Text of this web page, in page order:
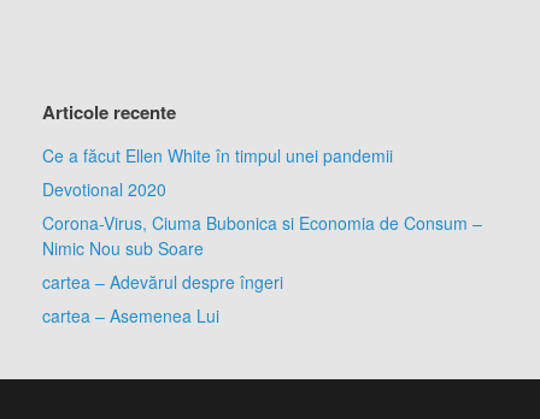
Articole recente
Ce a făcut Ellen White în timpul unei pandemii
Devotional 2020
Corona-Virus, Ciuma Bubonica si Economia de Consum –
Nimic Nou sub Soare
cartea – Adevărul despre îngeri
cartea – Asemenea Lui